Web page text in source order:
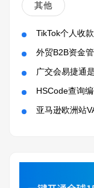
其他
TikTok个人收
外贸B2B资金
广交会易捷通
HSCode查询
亚马逊欧洲站